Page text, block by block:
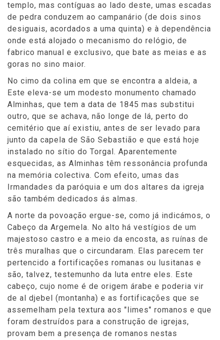
templo, mas contíguas ao lado deste, umas escadas
de pedra conduzem ao campanário (de dois sinos
desiguais, acordados a uma quinta) e à dependência
onde está alojado o mecanismo do relógio, de
fabrico manual e exclusivo, que bate as meias e as
goras no sino maior.
No cimo da colina em que se encontra a aldeia, a
Este eleva-se um modesto monumento chamado
Alminhas, que tem a data de 1845 mas substitui
outro, que se achava, não longe de lá, perto do
cemitério que aí existiu, antes de ser levado para
junto da capela de São Sebastião e que está hoje
instalado no sítio do Torgal. Aparentemente
esquecidas, as Alminhas têm ressonância profunda
na memória colectiva. Com efeito, umas das
Irmandades da paróquia e um dos altares da igreja
são também dedicados ás almas.
A norte da povoação ergue-se, como já indicámos, o
Cabeço da Argemela. No alto há vestígios de um
majestoso castro e a meio da encosta, as ruínas de
três muralhas que o circundaram. Elas parecem ter
pertencido a fortificações romanas ou lusitanas e
são, talvez, testemunho da luta entre eles. Este
cabeço, cujo nome é de origem árabe e poderia vir
de al djebel (montanha) e as fortificações que se
assemelham pela textura aos "limes" romanos e que
foram destruídos para a construção de igrejas,
provam bem a presença de romanos nestas